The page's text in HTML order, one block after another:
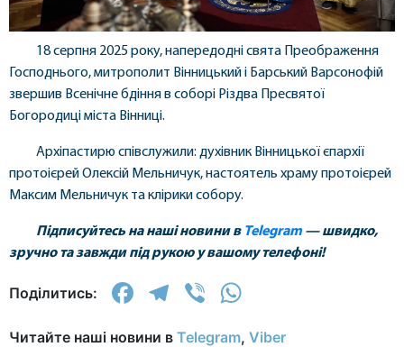
18 серпня 2025 року, напередодні свята Преображення
Господнього, митрополит Вінницький і Барський Варсонофій
звершив Всенічне бдіння в соборі Різдва Пресвятої
Богородиці міста Вінниці.
Архіпастирю співслужили: духівник Вінницької єпархії
протоієрей Олексій Мельничук, настоятель храму протоієрей
Максим Мельничук та клірики собору.
Підписуйтесь на наші новини в Telegram — швидко,
зручно та завжди під рукою у вашому телефоні!
Поділитись: Facebook
Telegram
Viber
Читайте наші новини в Telegram, Viber